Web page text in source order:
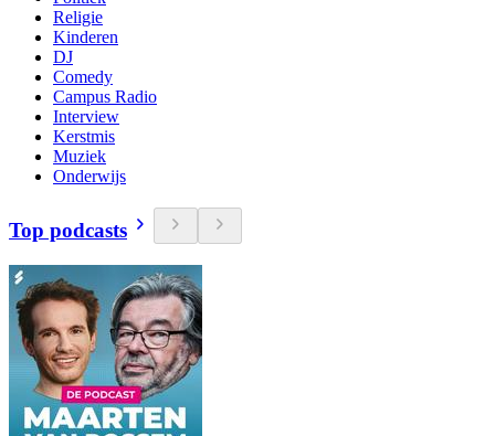
Religie
Kinderen
DJ
Comedy
Campus Radio
Interview
Kerstmis
Muziek
Onderwijs
Top podcasts